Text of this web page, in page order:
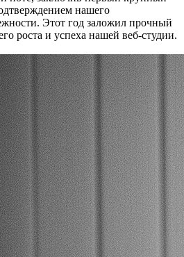
нашего
Этот год заложил прочный
роста и успеха нашей веб-студии.